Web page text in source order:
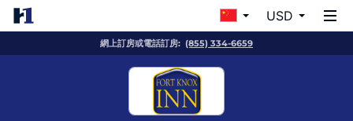
USD
網上訂房或電話訂房: (855) 334-6659